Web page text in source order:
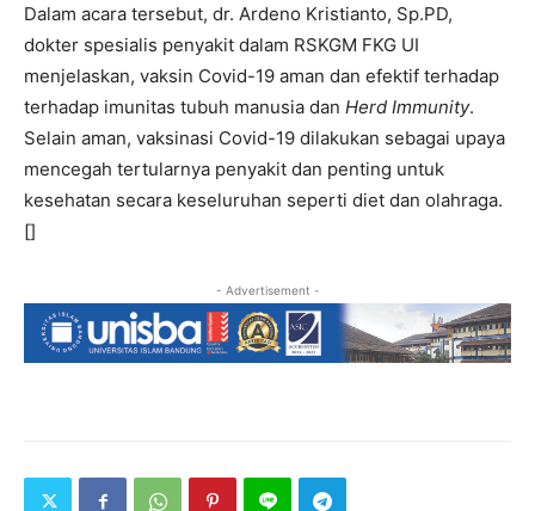
Dalam acara tersebut, dr. Ardeno Kristianto, Sp.PD,
dokter spesialis penyakit dalam RSKGM FKG UI
menjelaskan, vaksin Covid-19 aman dan efektif terhadap
terhadap imunitas tubuh manusia dan Herd Immunity.
Selain aman, vaksinasi Covid-19 dilakukan sebagai upaya
mencegah tertularnya penyakit dan penting untuk
kesehatan secara keseluruhan seperti diet dan olahraga.
[]
- Advertisement -